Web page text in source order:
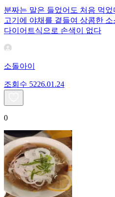
분짜는 말은 들었어도 처음 먹었
고기에 야채를 곁들여 상콤한
다이어트식으로 손색이 없다
소돌아이
조회수 5226.01.24
0